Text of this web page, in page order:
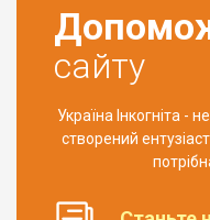
сайту
Україна Інкогніта -
створений